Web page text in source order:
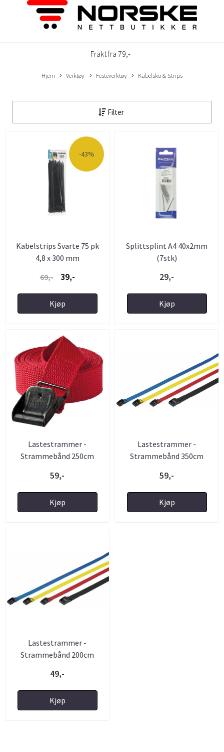
Frakt fra 79,-
Hjem Verktøy Festeverktøy Kabelsko & Strips
Filter
-43%
Kabelstrips Svarte 75 pk
4,8 x 300 mm
69,-
39,-
Kjøp
Splittsplint A4 40x2mm
(7stk)
29,-
Kjøp
Lastestrammer -
Strammebånd 250cm
59,-
Kjøp
Lastestrammer -
Strammebånd 350cm
59,-
Kjøp
Lastestrammer -
Strammebånd 200cm
49,-
Kjøp